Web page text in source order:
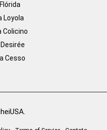
Loyola
Colicino
Cesso